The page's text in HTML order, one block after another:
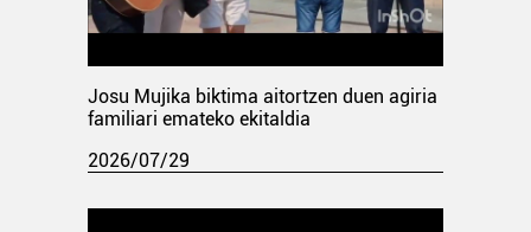
Josu Mujika biktima aitortzen duen agiria
familiari emateko ekitaldia
2026/07/29